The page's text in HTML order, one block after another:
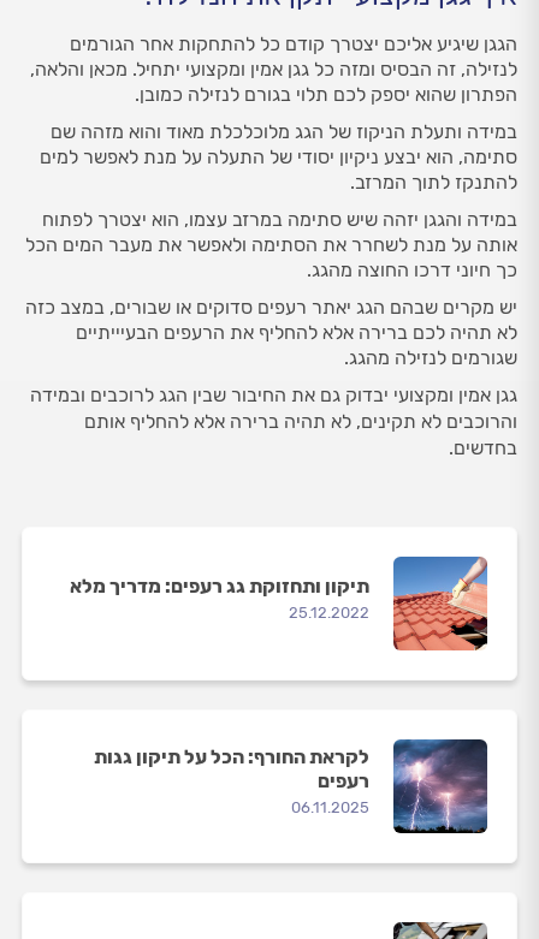
הגגן שיגיע אליכם יצטרך קודם כל להתחקות אחר הגורמים
לנזילה, זה הבסיס ומזה כל גגן אמין ומקצועי יתחיל. מכאן והלאה,
הפתרון שהוא יספק לכם תלוי בגורם לנזילה כמובן.
במידה ותעלת הניקוז של הגג מלוכלכלת מאוד והוא מזהה שם
סתימה, הוא יבצע ניקיון יסודי של התעלה על מנת לאפשר למים
להתנקז לתוך המרזב.
במידה והגגן יזהה שיש סתימה במרזב עצמו, הוא יצטרך לפתוח
אותה על מנת לשחרר את הסתימה ולאפשר את מעבר המים הכל
כך חיוני דרכו החוצה מהגג.
יש מקרים שבהם הגג יאתר רעפים סדוקים או שבורים, במצב כזה
לא תהיה לכם ברירה אלא להחליף את הרעפים הבעיייתיים
שגורמים לנזילה מהגג.
גגן אמין ומקצועי יבדוק גם את החיבור שבין הגג לרוכבים ובמידה
והרוכבים לא תקינים, לא תהיה ברירה אלא להחליף אותם
בחדשים.
תיקון ותחזוקת גג רעפים: מדריך מלא
25.12.2022
לקראת החורף: הכל על תיקון גגות
רעפים
06.11.2025